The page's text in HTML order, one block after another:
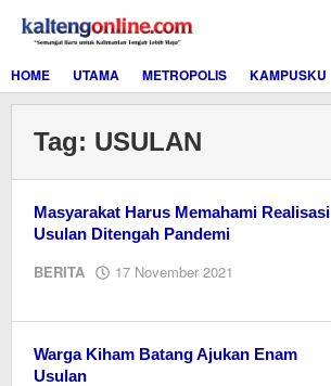
konten
HOME
UTAMA METROPOLIS KAMPUSKU
Tag: USULAN
Masyarakat Harus Memahami Realisasi
Usulan Ditengah Pandemi
BERITA 17 November 2021
Warga Kiham Batang Ajukan Enam
Usulan